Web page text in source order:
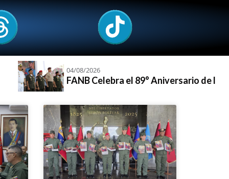
08/2026
FANB Celebra el 89° Aniversario de la Guardia Nacional